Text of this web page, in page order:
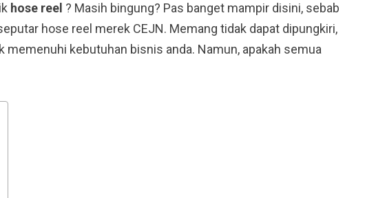
hose reel ? Masih bingung? Pas banget mampir disini, sebab
hose reel merek CEJN. Memang tidak dapat dipungkiri,
memenuhi kebutuhan bisnis anda. Namun, apakah semua